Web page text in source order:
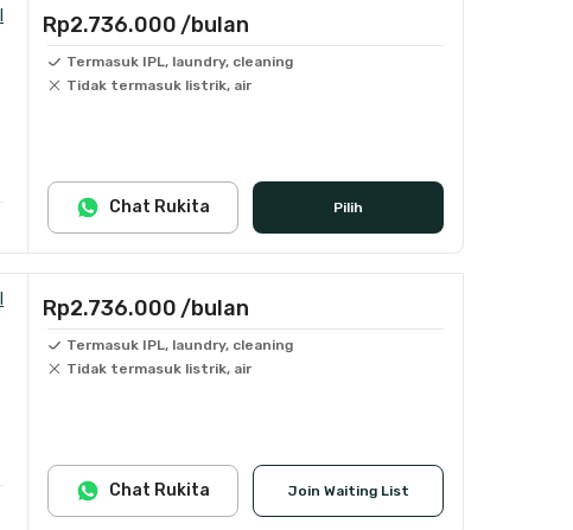
Rp2.736.000 /bulan
Termasuk IPL, laundry, cleaning
Tidak termasuk listrik, air
Pilih
Chat Rukita
Rp2.736.000 /bulan
Termasuk IPL, laundry, cleaning
Tidak termasuk listrik, air
Join Waiting List
Chat Rukita